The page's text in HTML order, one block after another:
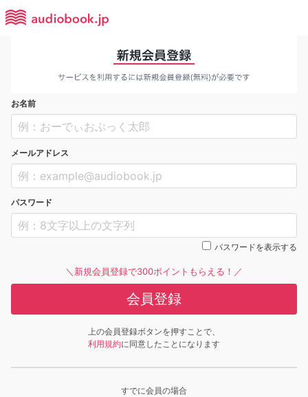
お名前
メールアドレス
パスワード
パスワードを表示する
＼新規会員登録で300ポイントもらえる！／
会員登録
上の会員登録ボタンを押すことで、
利用規約に同意したことになります
すでに会員の場合